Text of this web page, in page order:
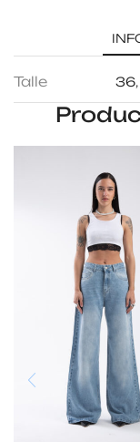
Talle 36,